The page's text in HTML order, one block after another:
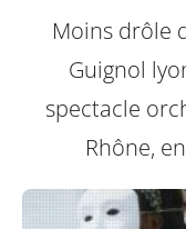
Moins drôle
Guignol
spectacle
Rhône,